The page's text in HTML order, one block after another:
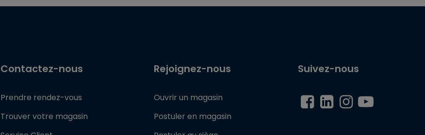
Contactez-nous
Prendre rendez-vous
Trouver votre magasin
Rejoignez-nous
Ouvrir un magasin
Postuler en magasin
Suivez-nous